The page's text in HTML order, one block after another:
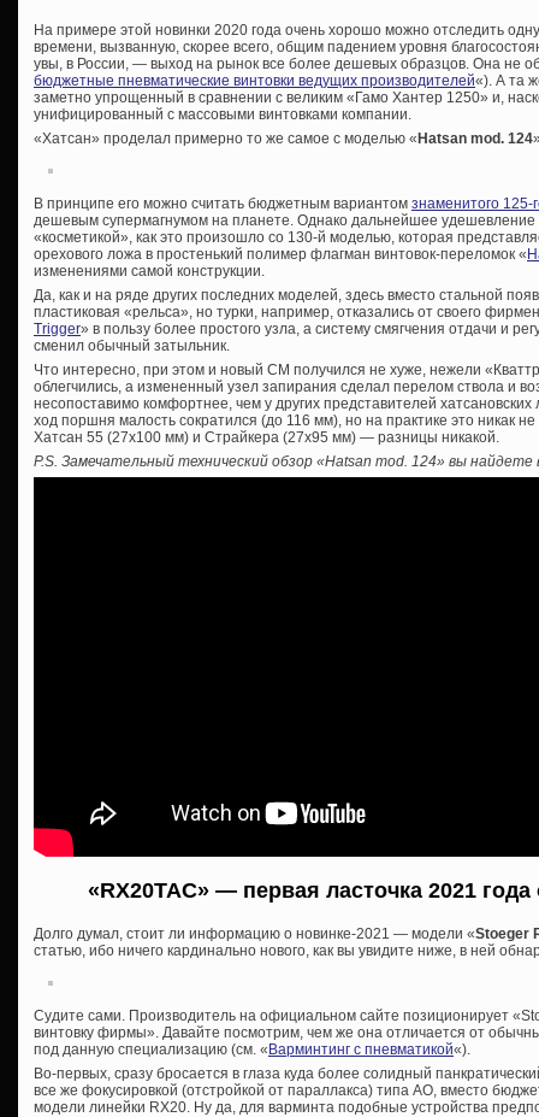
На примере этой новинки 2020 года очень хорошо можно отследить
времени, вызванную, скорее всего, общим падением уровня
увы, в России, — выход на рынок все более дешевых образцов. Она не
бюджетные пневматические винтовки ведущих производителей«). А та
заметно упрощенный в сравнении с великим «Гамо Хантер 1250» и,
унифицированный с массовыми винтовками компании.
«Хатсан» проделал примерно то же самое с моделью «Hatsan mod. 124
В принципе его можно считать бюджетным вариантом знаменитого 125-
дешевым супермагнумом на планете. Однако дальнейшее удешевление
«косметикой», как это произошло со 130-й моделью, которая
орехового ложа в простенький полимер флагман винтовок-переломок «
изменениями самой конструкции.
Да, как и на ряде других последних моделей, здесь вместо стальной
пластиковая «рельса», но турки, например, отказались от своего
Trigger» в пользу более простого узла, а систему смягчения отдачи и
сменил обычный затыльник.
Что интересно, при этом и новый СМ получился не хуже, нежели
облегчились, а измененный узел запирания сделал перелом ствола и
несопоставимо комфортнее, чем у других представителей
ход поршня малость сократился (до 116 мм), но на практике это никак
Хатсан 55 (27х100 мм) и Страйкера (27х95 мм) — разницы никакой.
P.S. Замечательный технический обзор «Hatsan mod. 124» вы найдете
«RX20TAC» — первая ласточка 2021
Долго думал, стоит ли информацию о новинке-2021 — модели «Stoeger
статью, ибо ничего кардинально нового, как вы увидите ниже, в ней
Судите сами. Производитель на официальном сайте позиционирует
винтовку фирмы». Давайте посмотрим, чем же она отличается от
под данную специализацию (см. «Варминтинг с пневматикой«).
Во-первых, сразу бросается в глаза куда более солидный
все же фокусировкой (отстройкой от параллакса) типа АО, вместо
модели линейки RX20. Ну да, для варминта подобные устройства